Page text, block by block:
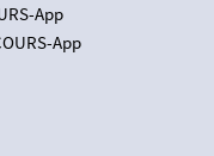
App
App